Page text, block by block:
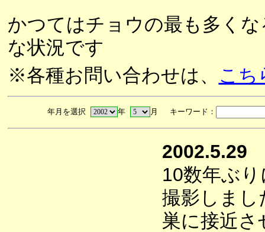
かつてはチョウの最も多く
な状況です
※各種お問い合わせは、 こち
年月を選択 年 月 キーワード：
2002.5.29
10数年ぶ
撮影しまし
巣に接近さ